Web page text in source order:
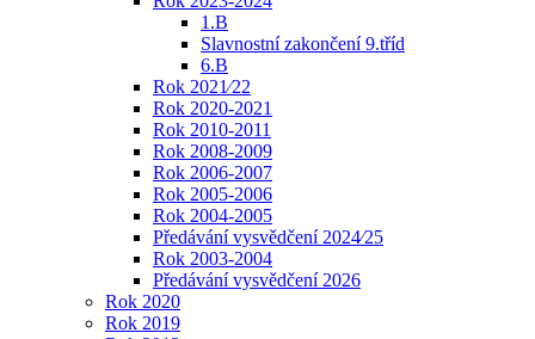
1.B
Slavnostní zakončení 9.tříd
6.B
Rok 2021⁄22
Rok 2020-2021
Rok 2010-2011
Rok 2008-2009
Rok 2006-2007
Rok 2005-2006
Rok 2004-2005
Předávání vysvědčení 2024⁄25
Rok 2003-2004
Předávání vysvědčení 2026
Rok 2020
Rok 2019